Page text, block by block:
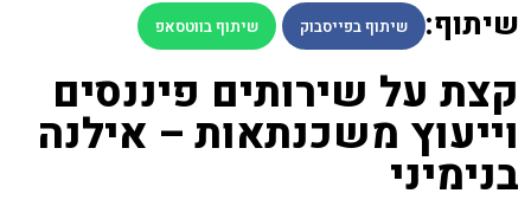
שיתוף: שיתוף בפייסבוק שיתוף בווטסאפ
קצת על שירותים פיננסים
וייעוץ משכנתאות – אילנה
בנימיני